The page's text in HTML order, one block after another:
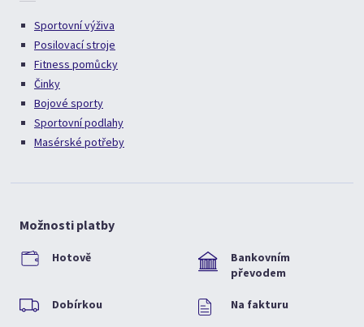
Sportovní výživa
Posilovací stroje
Fitness pomůcky
Činky
Bojové sporty
Sportovní podlahy
Masérské potřeby
Možnosti platby
Hotově
Bankovním
převodem
Dobírkou Na fakturu